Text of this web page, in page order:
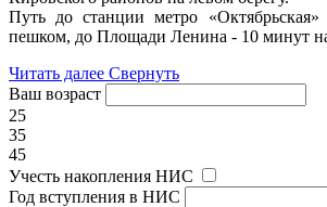
Путь до станции метро
пешком, до Площади Ленина - 10 минут
Читать далее Свернуть
Ваш возраст
25
35
45
Учесть накопления НИС
Год вступления в НИС